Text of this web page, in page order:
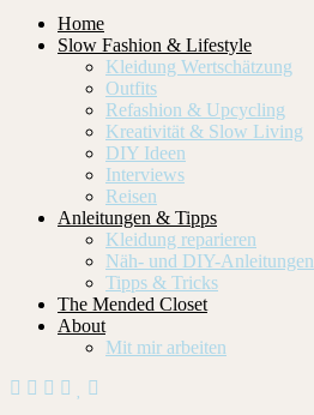
Home
Slow Fashion & Lifestyle
Kleidung Wertschätzung
Outfits
Refashion & Upcycling
Kreativität & Slow Living
DIY Ideen
Interviews
Reisen
Anleitungen & Tipps
Kleidung reparieren
Näh- und DIY-Anleitungen
Tipps & Tricks
The Mended Closet
About
Mit mir arbeiten